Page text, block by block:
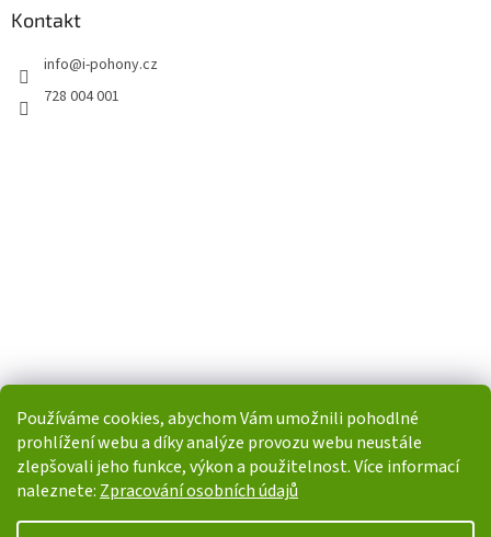
Používáme cookies, abychom Vám umožnili pohodlné
prohlížení webu a díky analýze provozu webu neustále
zlepšovali jeho funkce, výkon a použitelnost. Více informací
naleznete: Zpracování osobních údajů
Kontakt
info@i-pohony.cz
728 004 001